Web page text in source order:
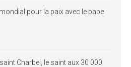
pour la paix avec le pape
Charbel, le saint aux 30 000